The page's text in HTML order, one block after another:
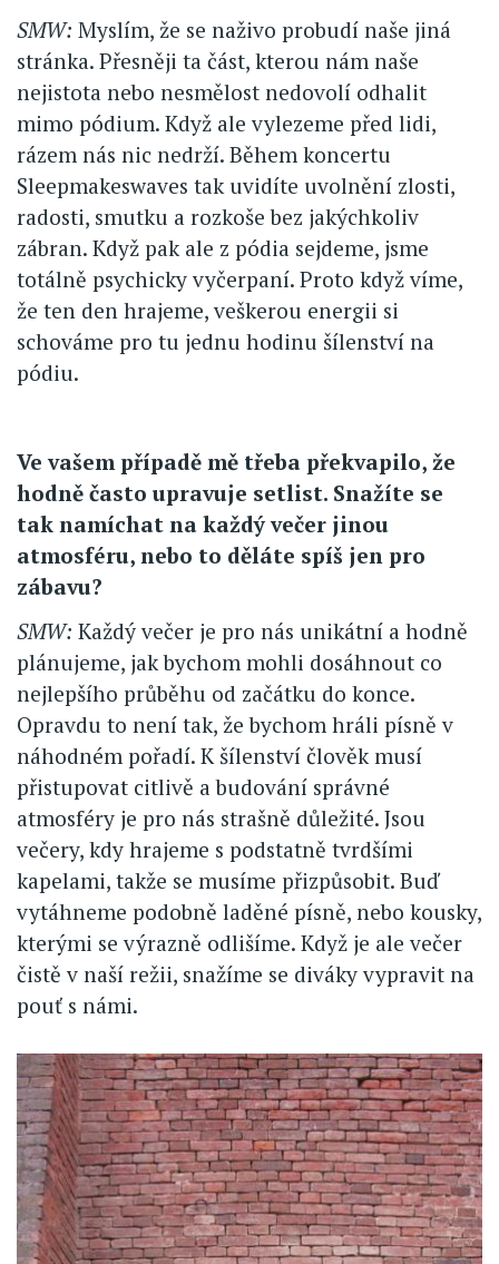
SMW: Myslím, že se naživo probudí naše jiná
stránka. Přesněji ta část, kterou nám naše
nejistota nebo nesmělost nedovolí odhalit
mimo pódium. Když ale vylezeme před lidi,
rázem nás nic nedrží. Během koncertu
Sleepmakeswaves tak uvidíte uvolnění zlosti,
radosti, smutku a rozkoše bez jakýchkoliv
zábran. Když pak ale z pódia sejdeme, jsme
totálně psychicky vyčerpaní. Proto když víme,
že ten den hrajeme, veškerou energii si
schováme pro tu jednu hodinu šílenství na
pódiu.
Ve vašem případě mě třeba překvapilo, že
hodně často upravuje setlist. Snažíte se
tak namíchat na každý večer jinou
atmosféru, nebo to děláte spíš jen pro
zábavu?
SMW: Každý večer je pro nás unikátní a hodně
plánujeme, jak bychom mohli dosáhnout co
nejlepšího průběhu od začátku do konce.
Opravdu to není tak, že bychom hráli písně v
náhodném pořadí. K šílenství člověk musí
přistupovat citlivě a budování správné
atmosféry je pro nás strašně důležité. Jsou
večery, kdy hrajeme s podstatně tvrdšími
kapelami, takže se musíme přizpůsobit. Buď
vytáhneme podobně laděné písně, nebo kousky,
kterými se výrazně odlišíme. Když je ale večer
čistě v naší režii, snažíme se diváky vypravit na
pouť s námi.